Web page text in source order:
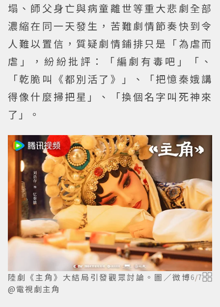
塌、師父身亡與病童離世等重大悲劇全部
濃縮在同一天發生，苦難劇情節奏快到令
人難以置信，質疑劇情鋪排只是「為虐而
虐」，紛紛批評：「編劇有毒吧」「、
「乾脆叫《都別活了》」、「把憶秦娥講
得像什麼掃把星」、「換個名字叫死神來
了」。
陸劇《主角》大結局引發觀眾討論。圖／微博
@電視劇主角
6/7